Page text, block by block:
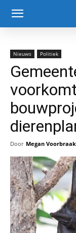
Nieuws Politiek
Door Megan Voorbraak